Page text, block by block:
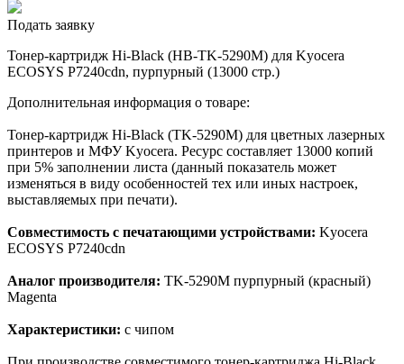
Подать заявку
Тонер-картридж Hi-Black (HB-TK-5290M) для Kyocera
ECOSYS P7240cdn, пурпурный (13000 стр.)
Дополнительная информация о товаре:
Тонер-картридж Hi-Black (TK-5290M) для цветных лазерных
принтеров и МФУ Kyocera. Ресурс составляет 13000 копий
при 5% заполнении листа (данный показатель может
изменяться в виду особенностей тех или иных настроек,
выставляемых при печати).
Совместимость с печатающими устройствами: Kyocera
ECOSYS P7240cdn
Аналог производителя: TK-5290M пурпурный (красный)
Magenta
Характеристики: с чипом